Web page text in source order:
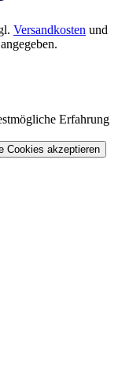
Versandkosten und
Erfahrung
Cookies akzeptieren